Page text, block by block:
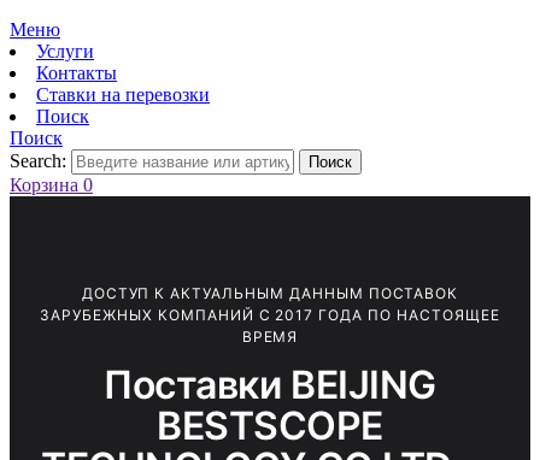
Меню
Услуги
Контакты
Ставки на перевозки
Поиск
Поиск
Search:
Поиск
Корзина 0
ДОСТУП К АКТУАЛЬНЫМ ДАННЫМ ПОСТАВОК
ЗАРУБЕЖНЫХ КОМПАНИЙ С 2017 ГОДА ПО НАСТОЯЩЕЕ
ВРЕМЯ
Поставки BEIJING
BESTSCOPE